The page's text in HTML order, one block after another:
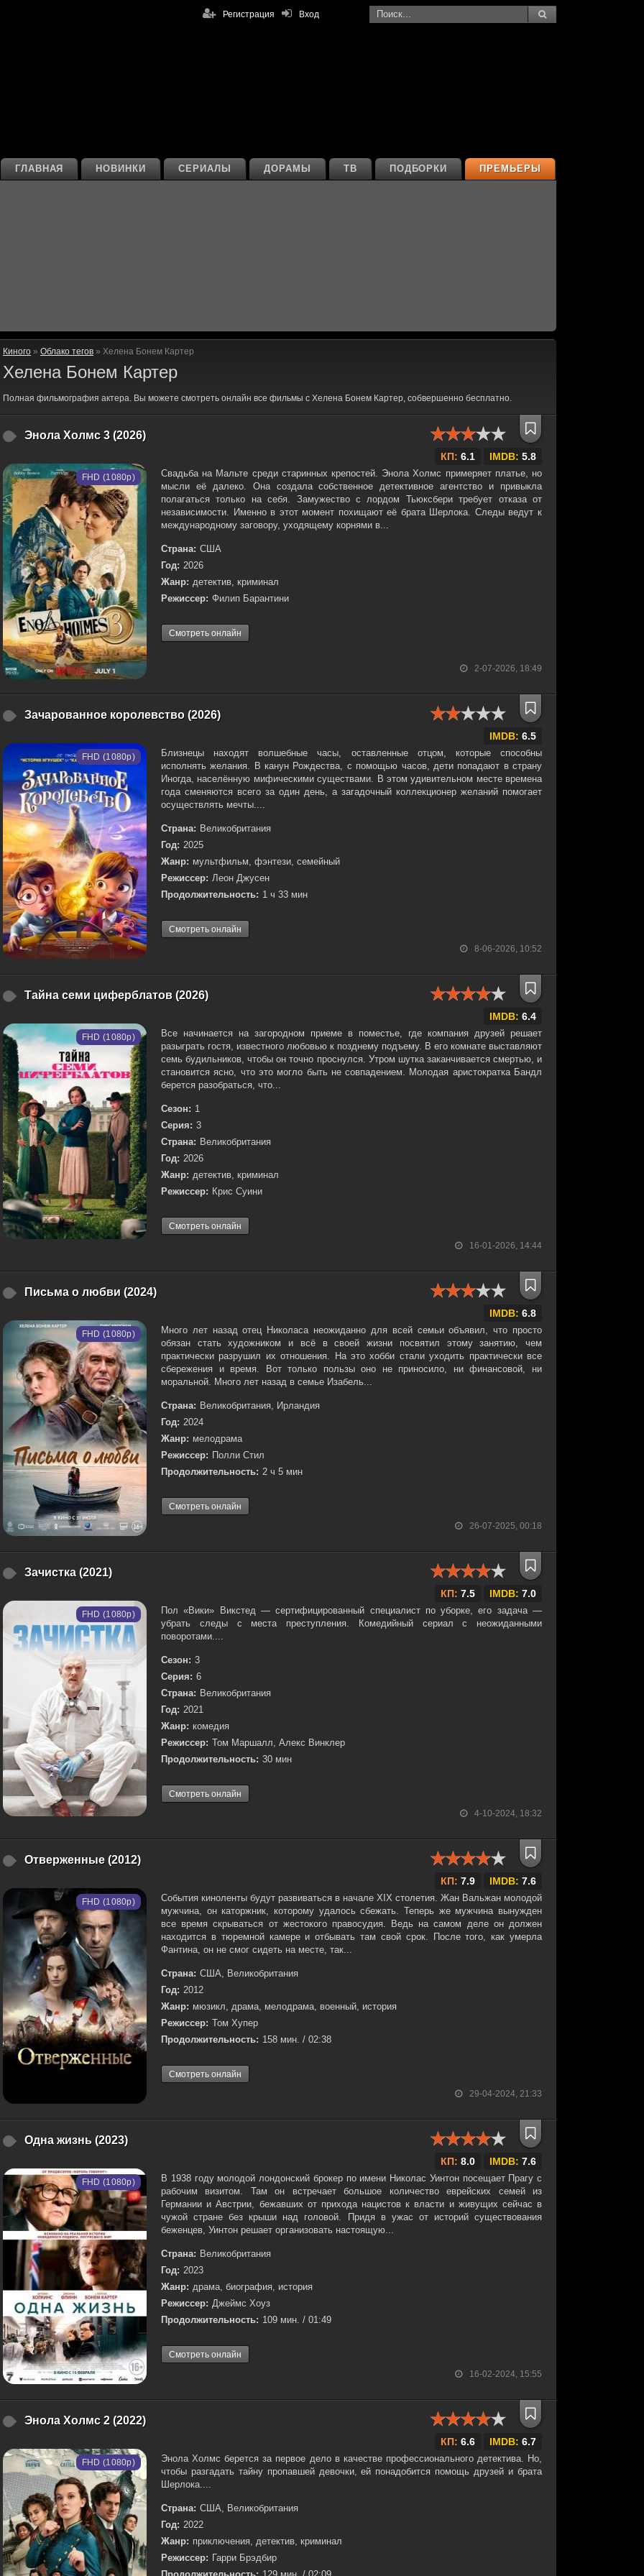
Вход
Регистрация
ПРЕМЬЕРЫ
ПОДБОРКИ
ТВ
ДОРАМЫ
СЕРИАЛЫ
НОВИНКИ
ГЛАВНАЯ
Киного » Облако тегов » Хелена Бонем Картер
Хелена Бонем Картер
Полная фильмография актера. Вы можете смотреть онлайн все фильмы с Хелена Бонем Картер, собвершенно бесплатно.
Энола Холмс 3 (2026)
КП: 6.1 IMDB: 5.8
2-07-2026, 18:49
FHD (1080p)
Свадьба на Мальте среди старинных крепостей. Энола Холмс примеряет платье, но
мысли её далеко. Она создала собственное детективное агентство и привыкла
полагаться только на себя. Замужество с лордом Тьюксбери требует отказа от
независимости. Именно в этот момент похищают её брата Шерлока. Следы ведут к
международному заговору, уходящему корнями в...
Страна: США
Год: 2026
Жанр: детектив, криминал
Режиссер: Филип Барантини
Смотреть онлайн
Зачарованное королевство (2026)
IMDB: 6.5
8-06-2026, 10:52
FHD (1080p)
Близнецы находят волшебные часы, оставленные отцом, которые способны
исполнять желания. В канун Рождества, с помощью часов, дети попадают в страну
Иногда, населённую мифическими существами. В этом удивительном месте времена
года сменяются всего за один день, а загадочный коллекционер желаний помогает
осуществлять мечты....
Страна: Великобритания
Год: 2025
Жанр: мультфильм, фэнтези, семейный
Режиссер: Леон Джусен
Продолжительность: 1 ч 33 мин
Смотреть онлайн
Тайна семи циферблатов (2026)
IMDB: 6.4
16-01-2026, 14:44
FHD (1080p)
Все начинается на загородном приеме в поместье, где компания друзей решает
разыграть гостя, известного любовью к позднему подъему. В его комнате выставляют
семь будильников, чтобы он точно проснулся. Утром шутка заканчивается смертью, и
становится ясно, что это могло быть не совпадением. Молодая аристократка Бандл
берется разобраться, что...
Сезон: 1
Серия: 3
Страна: Великобритания
Год: 2026
Жанр: детектив, криминал
Режиссер: Крис Суини
Смотреть онлайн
Письма о любви (2024)
IMDB: 6.8
26-07-2025, 00:18
FHD (1080p)
Много лет назад отец Николаса неожиданно для всей семьи объявил, что просто
обязан стать художником и всё в своей жизни посвятил этому занятию, чем
практически разрушил их отношения. На это хобби стали уходить практически все
сбережения и время. Вот только пользы оно не приносило, ни финансовой, ни
моральной. Много лет назад в семье Изабель...
Страна: Великобритания, Ирландия
Год: 2024
Жанр: мелодрама
Режиссер: Полли Стил
Продолжительность: 2 ч 5 мин
Смотреть онлайн
Зачистка (2021)
КП: 7.5 IMDB: 7.0
4-10-2024, 18:32
FHD (1080p)
Пол «Вики» Викстед — сертифицированный специалист по уборке, его задача —
убрать следы с места преступления. Комедийный сериал с неожиданными
поворотами....
Сезон: 3
Серия: 6
Страна: Великобритания
Год: 2021
Жанр: комедия
Режиссер: Том Маршалл, Алекс Винклер
Продолжительность: 30 мин
Смотреть онлайн
Отверженные (2012)
КП: 7.9 IMDB: 7.6
29-04-2024, 21:33
FHD (1080p)
События киноленты будут развиваться в начале XIX столетия. Жан Вальжан молодой
мужчина, он каторжник, которому удалось сбежать. Теперь же мужчина вынужден
все время скрываться от жестокого правосудия. Ведь на самом деле он должен
находится в тюремной камере и отбывать там свой срок. После того, как умерла
Фантина, он не смог сидеть на месте, так...
Страна: США, Великобритания
Год: 2012
Жанр: мюзикл, драма, мелодрама, военный, история
Режиссер: Том Хупер
Продолжительность: 158 мин. / 02:38
Смотреть онлайн
Одна жизнь (2023)
КП: 8.0 IMDB: 7.6
16-02-2024, 15:55
FHD (1080p)
В 1938 году молодой лондонский брокер по имени Николас Уинтон посещает Прагу с
рабочим визитом. Там он встречает большое количество еврейских семей из
Германии и Австрии, бежавших от прихода нацистов к власти и живущих сейчас в
чужой стране без крыши над головой. Придя в ужас от историй существования
беженцев, Уинтон решает организовать настоящую...
Страна: Великобритания
Год: 2023
Жанр: драма, биография, история
Режиссер: Джеймс Хоуз
Продолжительность: 109 мин. / 01:49
Смотреть онлайн
Энола Холмс 2 (2022)
КП: 6.6 IMDB: 6.7
FHD (1080p)
Энола Холмс берется за первое дело в качестве профессионального детектива. Но,
чтобы разгадать тайну пропавшей девочки, ей понадобится помощь друзей и брата
Шерлока....
Страна: США, Великобритания
Год: 2022
Жанр: приключения, детектив, криминал
Режиссер: Гарри Брэдбир